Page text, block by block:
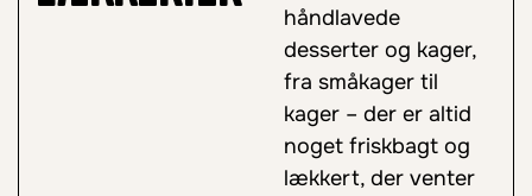
håndlavede
desserter og kager,
fra småkager til
kager – der er altid
noget friskbagt og
lækkert, der venter